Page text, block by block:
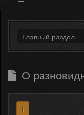
Форум
О
1